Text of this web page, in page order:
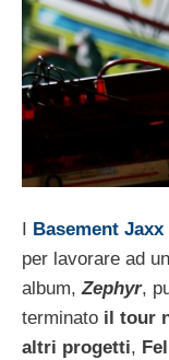
Basement Jaxx
per lavorare ad
album,Zephyr,
terminato il tour
altri progetti,